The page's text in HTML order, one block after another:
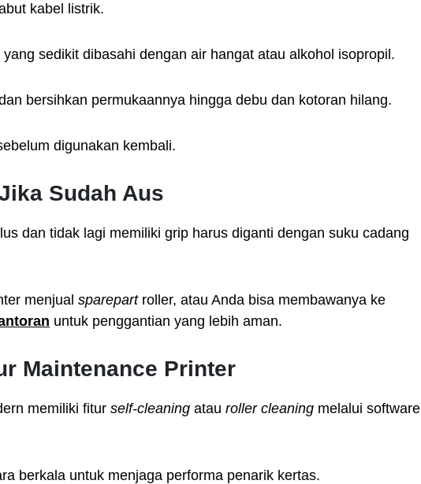
kabel listrik.
sedikit dibasahi dengan air hangat atau alkohol isopropil.
bersihkan permukaannya hingga debu dan kotoran hilang.
digunakan kembali.
Sudah Aus
dan tidak lagi memiliki grip harus diganti dengan suku cadang
menjual sparepartroller, atau Anda bisa membawanya ke
untuk penggantian yang lebih aman.
Maintenance Printer
memiliki fitur self-cleaning atau roller cleaning melalui software
berkala untuk menjaga performa penarik kertas.